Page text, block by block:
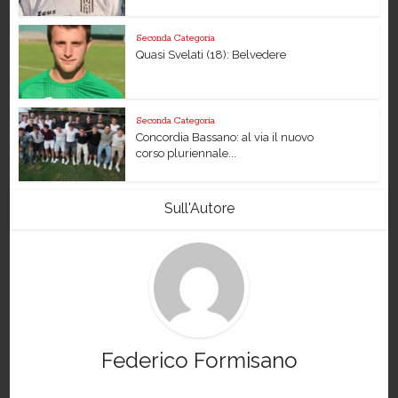
Seconda Categoria
Quasi Svelati (18): Belvedere
Seconda Categoria
Concordia Bassano: al via il nuovo
corso pluriennale...
Sull'Autore
Federico Formisano